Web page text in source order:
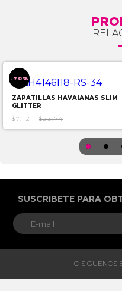
-70%
ZAPATILLAS HAVAIANAS SLIM
GLITTER
$7.12
$23.74
SUSCRIBETE PARA
O SIGUENOS